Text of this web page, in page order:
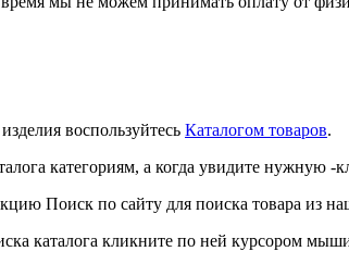
воспользуйтесь Каталогом товаров.
категориям, а когда увидите нужную
Поиск по сайту для поиска товара из
каталога кликните по ней курсором